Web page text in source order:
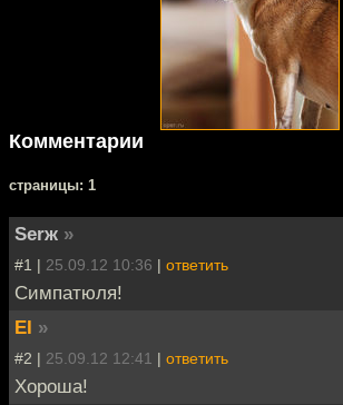
Комментарии
cтраницы: 1
Serж »
#1 | 25.09.12 10:36 | ответить
Симпатюля!
EI »
#2 | 25.09.12 12:41 | ответить
Хороша!